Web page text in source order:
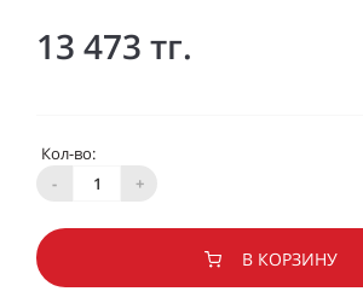
13 473 тг.
Кол-во:
-
+
В КОРЗИНУ